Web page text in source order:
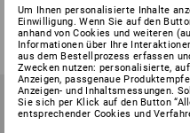
Variante
ab 21,48 €
(m. MwSt.) ab 6 Sets
Um Ihnen personalisierte Inhalte
Einwilligung. Wenn Sie auf den
anhand von Cookies und weiteren
Informationen über Ihre
aus dem Bestellprozess erfassen
Zwecken nutzen: personalisierte,
Anzeigen, passgenaue
Anzeigen- und Inhaltsmessungen.
Sie sich per Klick auf den Button
entsprechender Cookies und